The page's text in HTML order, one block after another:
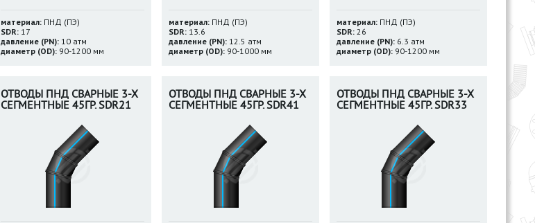
материал: ПНД (ПЭ)
SDR: 17
давление (PN): 10 атм
диаметр (OD): 90-1200 мм
материал: ПНД (ПЭ)
SDR: 13.6
давление (PN): 12.5 атм
диаметр (OD): 90-1000 мм
материал: ПНД (ПЭ)
SDR: 26
давление (PN): 6.3 атм
диаметр (OD): 90-1200 мм
ОТВОДЫ ПНД СВАРНЫЕ 3-Х
СЕГМЕНТНЫЕ 45ГР. SDR21
ОТВОДЫ ПНД СВАРНЫЕ 3-Х
СЕГМЕНТНЫЕ 45ГР. SDR41
ОТВОДЫ ПНД СВАРНЫЕ 3-Х
СЕГМЕНТНЫЕ 45ГР. SDR33